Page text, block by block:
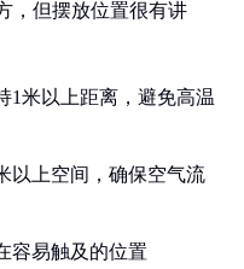
，但摆放位置很有讲
1米以上距离，避免高温
以上空间，确保空气流
容易触及的位置